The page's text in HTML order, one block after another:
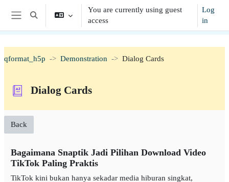
Skip to main content
Side panel
Toggle search input
You are currently using guest
access
Log
in
qformat_h5p Demonstration Dialog Cards
Dialog Cards
Back
Bagaimana Snaptik Jadi Pilihan Download Video
TikTok Paling Praktis
TikTok kini bukan hanya sekadar media hiburan singkat,